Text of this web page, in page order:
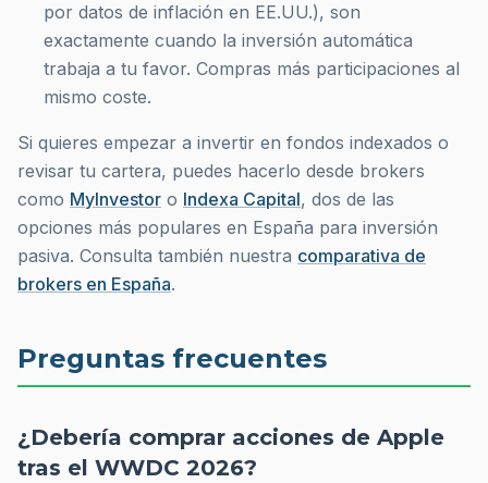
por datos de inflación en EE.UU.), son
exactamente cuando la inversión automática
trabaja a tu favor. Compras más participaciones al
mismo coste.
Si quieres empezar a invertir en fondos indexados o
revisar tu cartera, puedes hacerlo desde brokers
como MyInvestor o Indexa Capital, dos de las
opciones más populares en España para inversión
pasiva. Consulta también nuestra comparativa de
brokers en España.
Preguntas frecuentes
¿Debería comprar acciones de Apple
tras el WWDC 2026?